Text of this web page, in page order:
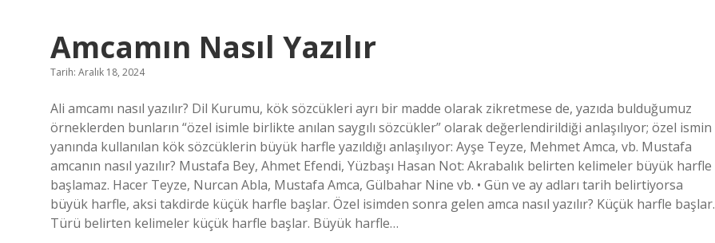
Amcamın Nasıl Yazılır
Tarih: Aralık 18, 2024
Ali amcamı nasıl yazılır? Dil Kurumu, kök sözcükleri ayrı bir madde olarak zikretmese de, yazıda bulduğumuz
örneklerden bunların “özel isimle birlikte anılan saygılı sözcükler” olarak değerlendirildiği anlaşılıyor; özel ismin
yanında kullanılan kök sözcüklerin büyük harfle yazıldığı anlaşılıyor: Ayşe Teyze, Mehmet Amca, vb. Mustafa
amcanın nasıl yazılır? Mustafa Bey, Ahmet Efendi, Yüzbaşı Hasan Not: Akrabalık belirten kelimeler büyük harfle
başlamaz. Hacer Teyze, Nurcan Abla, Mustafa Amca, Gülbahar Nine vb. • Gün ve ay adları tarih belirtiyorsa
büyük harfle, aksi takdirde küçük harfle başlar. Özel isimden sonra gelen amca nasıl yazılır? Küçük harfle başlar.
Türü belirten kelimeler küçük harfle başlar. Büyük harfle…